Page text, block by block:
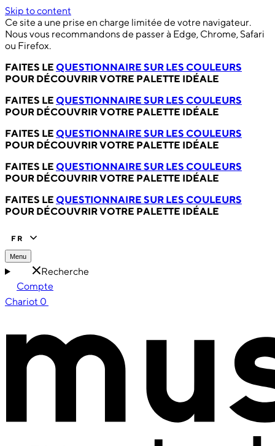
Skip to content
Ce site a une prise en charge limitée de votre navigateur.
Nous vous recommandons de passer à Edge, Chrome, Safari
ou Firefox.
FAITES LE QUESTIONNAIRE SUR LES COULEURS
POUR DÉCOUVRIR VOTRE PALETTE IDÉALE
FAITES LE QUESTIONNAIRE SUR LES COULEURS
POUR DÉCOUVRIR VOTRE PALETTE IDÉALE
FAITES LE QUESTIONNAIRE SUR LES COULEURS
POUR DÉCOUVRIR VOTRE PALETTE IDÉALE
FAITES LE QUESTIONNAIRE SUR LES COULEURS
POUR DÉCOUVRIR VOTRE PALETTE IDÉALE
FAITES LE QUESTIONNAIRE SUR LES COULEURS
POUR DÉCOUVRIR VOTRE PALETTE IDÉALE
FR
Menu
Recherche
Compte
Chariot 0